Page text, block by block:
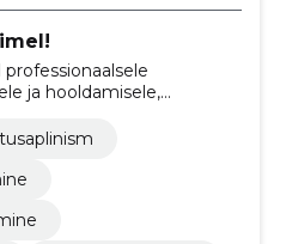
ja hooldamisele,
puhastus ja muud
kodudele ja